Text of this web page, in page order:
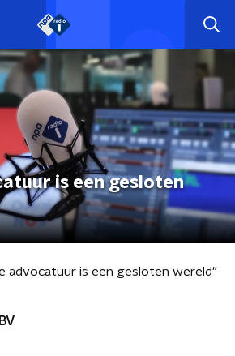
is een gesloten
advocatuur is een gesloten wereld"